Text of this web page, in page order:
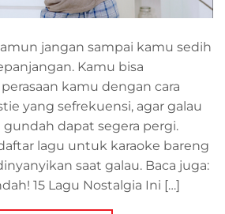
jangan sampai kamu sedih
Kamu bisa
kamu dengan cara
yang sefrekuensi, agar galau
gundah dapat segera pergi.
lagu untuk karaoke bareng
saat galau. Baca juga:
15 Lagu Nostalgia Ini […]